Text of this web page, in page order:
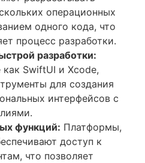
операционных
одного кода, что
процесс разработки.
разработки:
SwiftUI и Xcode,
для создания
интерфейсов с
функций: Платформы,
доступ к
что позволяет